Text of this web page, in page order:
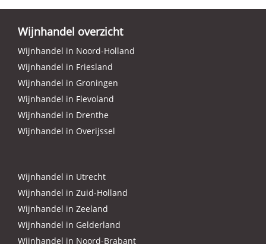
Wijnhandel overzicht
Wijnhandel in Noord-Holland
Wijnhandel in Friesland
Wijnhandel in Groningen
Wijnhandel in Flevoland
Wijnhandel in Drenthe
Wijnhandel in Overijssel
Wijnhandel in Utrecht
Wijnhandel in Zuid-Holland
Wijnhandel in Zeeland
Wijnhandel in Gelderland
Wijnhandel in Noord-Brabant